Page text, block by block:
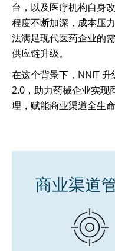
台，以及医疗机构自身
程度不断加深，成本压
法满足现代医药企业的
供应链升级。
在这个背景下，NNIT
2.0，助力药械企业实现
理，赋能商业渠道全生
商业渠道